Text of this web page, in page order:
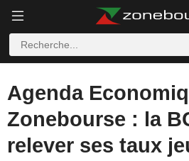
Agenda
Zonebourse : la
relever ses taux